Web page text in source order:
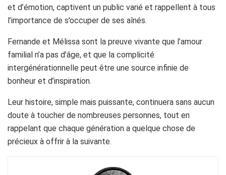
et d’émotion, captivent un public varié et rappellent à tous
l’importance de s’occuper de ses aînés.
Fernande et Mélissa sont la preuve vivante que l’amour
familial n’a pas d’âge, et que la complicité
intergénérationnelle peut être une source infinie de
bonheur et d’inspiration.
Leur histoire, simple mais puissante, continuera sans aucun
doute à toucher de nombreuses personnes, tout en
rappelant que chaque génération a quelque chose de
précieux à offrir à la suivante.